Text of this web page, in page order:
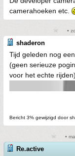
camerahoeken etc.
•
shaderon
Tijd geleden nog
(geen serieuze
voor het echte rijden)
Bericht 3% gewijzigd door
•
Re.active